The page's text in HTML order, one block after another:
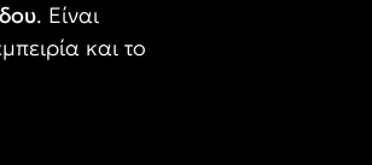
. Είναι
και το